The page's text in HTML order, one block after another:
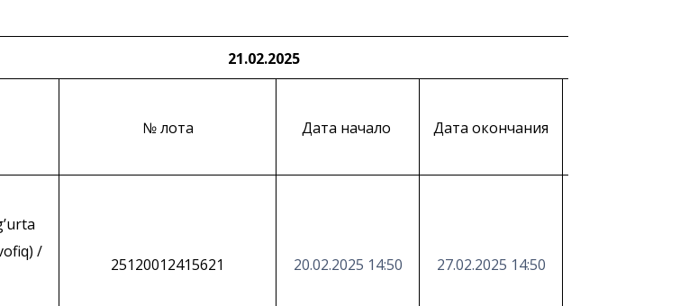
21.02.2025
№ лота Дата начало Дата окончания
/
25120012415621 20.02.2025 14:50 27.02.2025 14:50